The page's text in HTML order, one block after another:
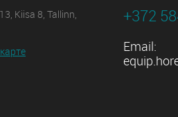
Kiisa 8, Tallinn,
+372
Email: